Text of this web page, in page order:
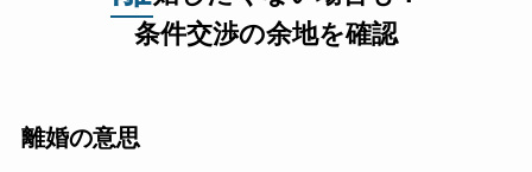
条件交渉の余地を確認
離婚の意思